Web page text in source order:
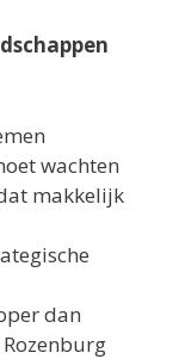
wachten
makkelijk
dan